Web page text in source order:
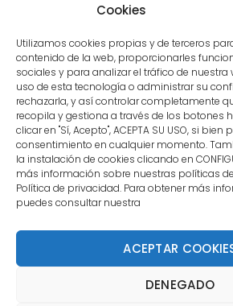
Cookies
Utilizamos cookies propias y de terceros
contenido de la web, proporcionarles
sociales y para analizar el tráfico de nuestra
uso de esta tecnología o administrar su
rechazarla, y así controlar completamente
recopila y gestiona a través de los botones
clicar en "Sí, Acepto", ACEPTA SU USO, si bien
consentimiento en cualquier momento.
la instalación de cookies clicando en
más información sobre nuestras políticas
Política de privacidad. Para obtener más
puedes consultar nuestra
ACEPTAR
DENEGADO
CONTACTO
MENÚ PRINCIPAL
MI CUENTA
DOCUMENTACIÓN